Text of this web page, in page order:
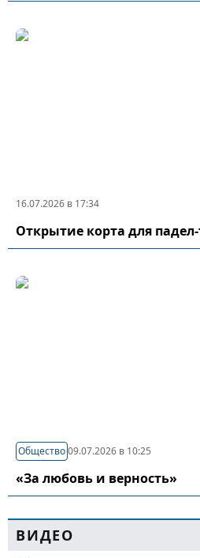
16.07.2026 в 17:34
Открытие корта для
Общество09.07.2026 в 10:25
«За любовь и верность»
ВИДЕО